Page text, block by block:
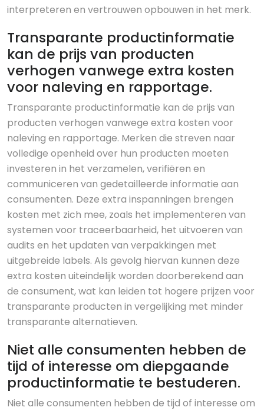
interpreteren en vertrouwen opbouwen in het merk.
Transparante productinformatie
kan de prijs van producten
verhogen vanwege extra kosten
voor naleving en rapportage.
Transparante productinformatie kan de prijs van
producten verhogen vanwege extra kosten voor
naleving en rapportage. Merken die streven naar
volledige openheid over hun producten moeten
investeren in het verzamelen, verifiëren en
communiceren van gedetailleerde informatie aan
consumenten. Deze extra inspanningen brengen
kosten met zich mee, zoals het implementeren van
systemen voor traceerbaarheid, het uitvoeren van
audits en het updaten van verpakkingen met
uitgebreide labels. Als gevolg hiervan kunnen deze
extra kosten uiteindelijk worden doorberekend aan
de consument, wat kan leiden tot hogere prijzen voor
transparante producten in vergelijking met minder
transparante alternatieven.
Niet alle consumenten hebben de
tijd of interesse om diepgaande
productinformatie te bestuderen.
Niet alle consumenten hebben de tijd of interesse om